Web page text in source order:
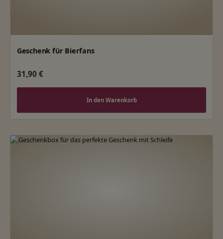
Geschenk für Bierfans
Regulärer Preis:
31,90 €
In den Warenkorb